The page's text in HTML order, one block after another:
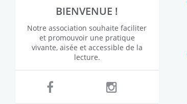
BIENVENUE !
Notre association souhaite faciliter
et promouvoir une pratique
vivante, aisée et accessible de la
lecture.